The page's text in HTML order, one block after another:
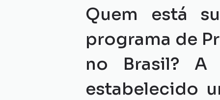
Quem está
programa de
no Brasil? A
estabelecido